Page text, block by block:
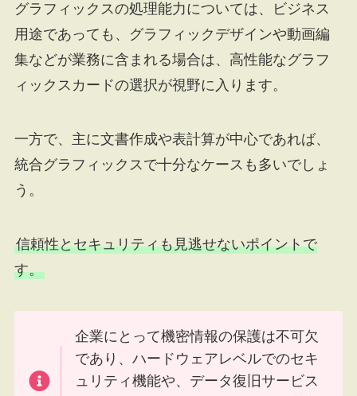
グラフィックスの処理能力については、ビジネス
用途であっても、グラフィックデザインや動画編
集などが業務に含まれる場合は、高性能なグラフ
ィックスカードの選択が視野に入ります。
一方で、主に文書作成や表計算が中心であれば、
統合グラフィックスで十分なケースも多いでしょ
う。
信頼性とセキュリティも見逃せないポイントで
す。
企業にとって機密情報の保護は不可欠
であり、ハードウェアレベルでのセキ
ュリティ機能や、データ復旧サービス